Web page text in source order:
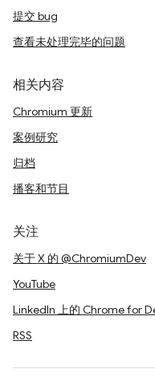
提交 bug
查看未处理完毕的问题
相关内容
Chromium 更新
案例研究
归档
播客和节目
关注
关于 X 的 @ChromiumDev
YouTube
LinkedIn 上的 Chrome for
RSS